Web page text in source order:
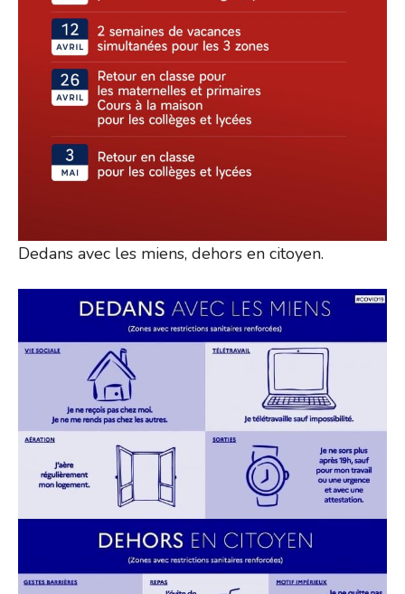
Dedans avec les miens, dehors en citoyen.